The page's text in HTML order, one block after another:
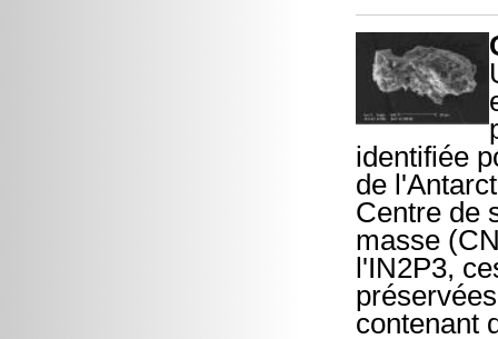
identifiée
de
Centre de
masse
l'IN2P3,
contenant